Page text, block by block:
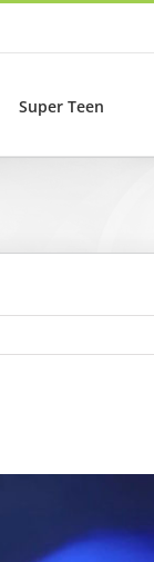
Super Teen